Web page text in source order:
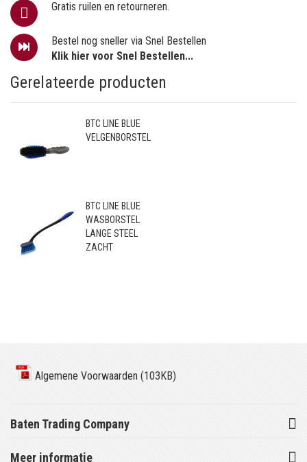
Gratis ruilen en retourneren.
Bestel nog sneller via Snel Bestellen
Klik hier voor Snel Bestellen...
Gerelateerde producten
BTC LINE BLUE
VELGENBORSTEL
BTC LINE BLUE
WASBORSTEL
LANGE STEEL
ZACHT
Algemene Voorwaarden (103KB)
Baten Trading Company
Meer informatie